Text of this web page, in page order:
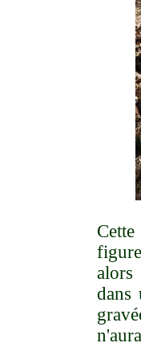
alors
dans